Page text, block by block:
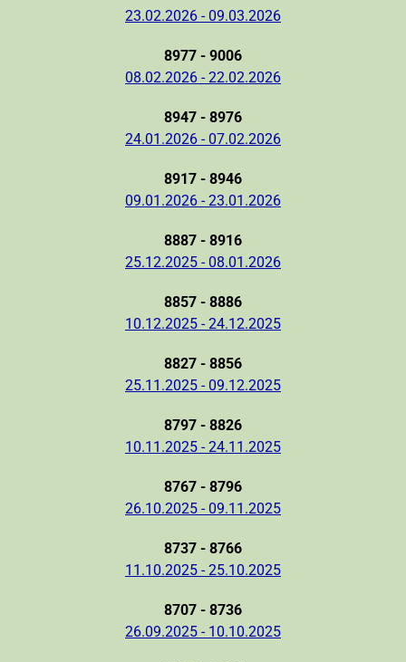
23.02.2026 - 09.03.2026
8977 - 9006
08.02.2026 - 22.02.2026
8947 - 8976
24.01.2026 - 07.02.2026
8917 - 8946
09.01.2026 - 23.01.2026
8887 - 8916
25.12.2025 - 08.01.2026
8857 - 8886
10.12.2025 - 24.12.2025
8827 - 8856
25.11.2025 - 09.12.2025
8797 - 8826
10.11.2025 - 24.11.2025
8767 - 8796
26.10.2025 - 09.11.2025
8737 - 8766
11.10.2025 - 25.10.2025
8707 - 8736
26.09.2025 - 10.10.2025